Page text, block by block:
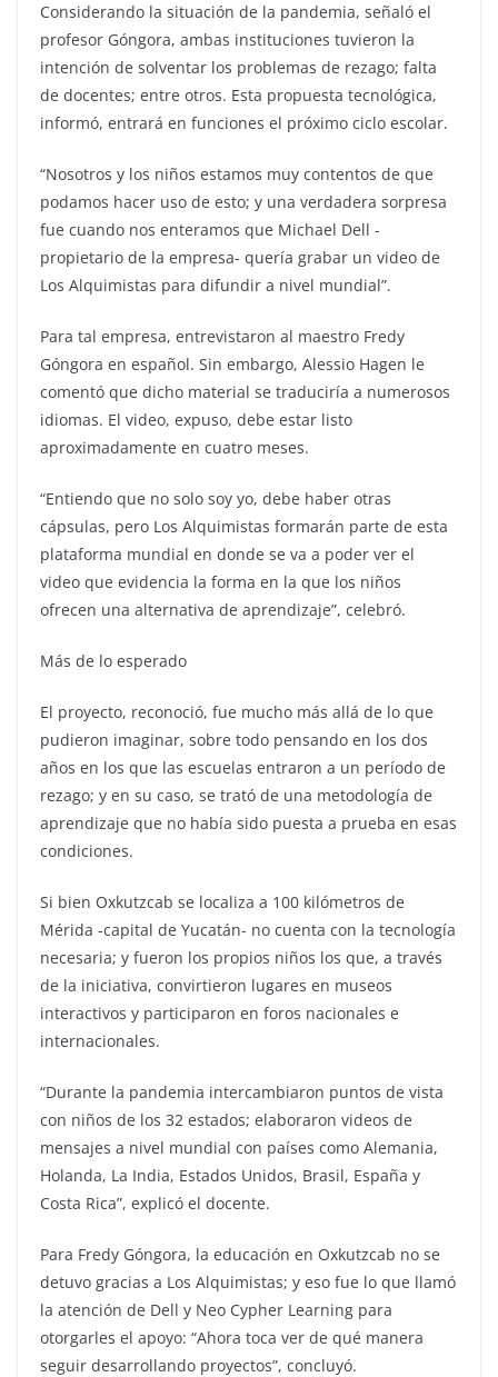
Considerando la situación de la pandemia, señaló el
profesor Góngora, ambas instituciones tuvieron la
intención de solventar los problemas de rezago; falta
de docentes; entre otros. Esta propuesta tecnológica,
informó, entrará en funciones el próximo ciclo escolar.
“Nosotros y los niños estamos muy contentos de que
podamos hacer uso de esto; y una verdadera sorpresa
fue cuando nos enteramos que Michael Dell -
propietario de la empresa- quería grabar un video de
Los Alquimistas para difundir a nivel mundial”.
Para tal empresa, entrevistaron al maestro Fredy
Góngora en español. Sin embargo, Alessio Hagen le
comentó que dicho material se traduciría a numerosos
idiomas. El video, expuso, debe estar listo
aproximadamente en cuatro meses.
“Entiendo que no solo soy yo, debe haber otras
cápsulas, pero Los Alquimistas formarán parte de esta
plataforma mundial en donde se va a poder ver el
video que evidencia la forma en la que los niños
ofrecen una alternativa de aprendizaje”, celebró.
Más de lo esperado
El proyecto, reconoció, fue mucho más allá de lo que
pudieron imaginar, sobre todo pensando en los dos
años en los que las escuelas entraron a un período de
rezago; y en su caso, se trató de una metodología de
aprendizaje que no había sido puesta a prueba en esas
condiciones.
Si bien Oxkutzcab se localiza a 100 kilómetros de
Mérida -capital de Yucatán- no cuenta con la tecnología
necesaria; y fueron los propios niños los que, a través
de la iniciativa, convirtieron lugares en museos
interactivos y participaron en foros nacionales e
internacionales.
“Durante la pandemia intercambiaron puntos de vista
con niños de los 32 estados; elaboraron videos de
mensajes a nivel mundial con países como Alemania,
Holanda, La India, Estados Unidos, Brasil, España y
Costa Rica”, explicó el docente.
Para Fredy Góngora, la educación en Oxkutzcab no se
detuvo gracias a Los Alquimistas; y eso fue lo que llamó
la atención de Dell y Neo Cypher Learning para
otorgarles el apoyo: “Ahora toca ver de qué manera
seguir desarrollando proyectos”, concluyó.